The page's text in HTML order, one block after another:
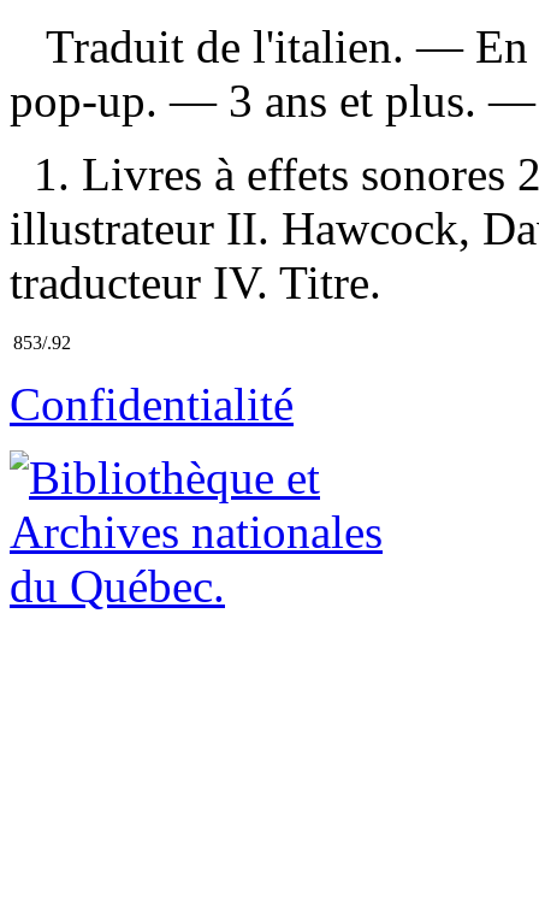
Traduit de l'italien. — En
pop-up. — 3 ans et plus.
1. Livres à effets sonores
illustrateur II. Hawcock,
traducteur IV. Titre.
853/.92
Confidentialité